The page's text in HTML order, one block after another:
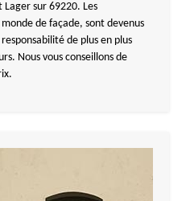
Lager sur 69220. Les
de façade, sont devenus
de plus en plus
Nous vous conseillons de